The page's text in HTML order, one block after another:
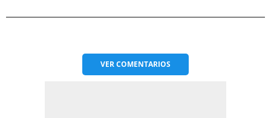
VERCOMENTARIOS